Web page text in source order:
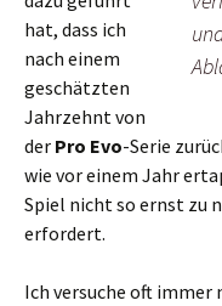
hat, dass ich
nach einem
geschätzten
Jahrzehnt von
der Pro Evo-Serie
wie vor einem Jahr
Spiel nicht so ernst zu
erfordert.
Ich versuche oft